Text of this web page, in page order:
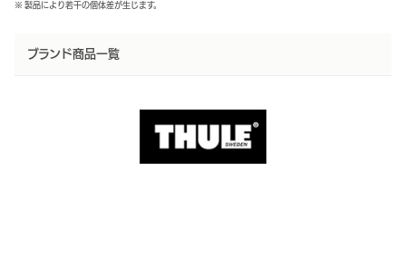
※ 製品により若干の個体差が生じます。
ブランド商品一覧